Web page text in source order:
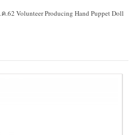
Volunteer Producing Hand Puppet Doll